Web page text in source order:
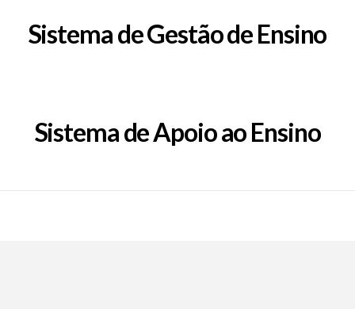
Sistema de Gestão de Ensino
Sistema de Apoio ao Ensino